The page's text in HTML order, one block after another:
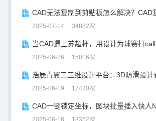
2025-07-14 34882次
当CAD遇上苏超杯，用设计为球赛打call
2025-06-26 15016次
浩辰青翼二三维设计平台：3D防滑设计
2025-06-19 17430次
CAD一键锁定坐标，图块批量插入快人N